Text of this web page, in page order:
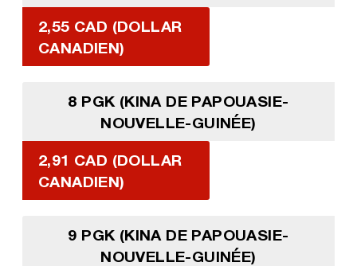
2,55 CAD (DOLLAR
CANADIEN)
8 PGK (KINA DE PAPOUASIE-
NOUVELLE-GUINÉE)
2,91 CAD (DOLLAR
CANADIEN)
9 PGK (KINA DE PAPOUASIE-
NOUVELLE-GUINÉE)